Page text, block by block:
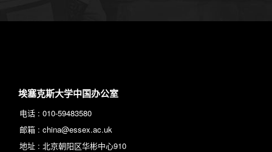
埃塞克斯大学中国办公室
电话 : 010-59483580
邮箱 : china@essex.ac.uk
地址 : 北京朝阳区华彬中心910